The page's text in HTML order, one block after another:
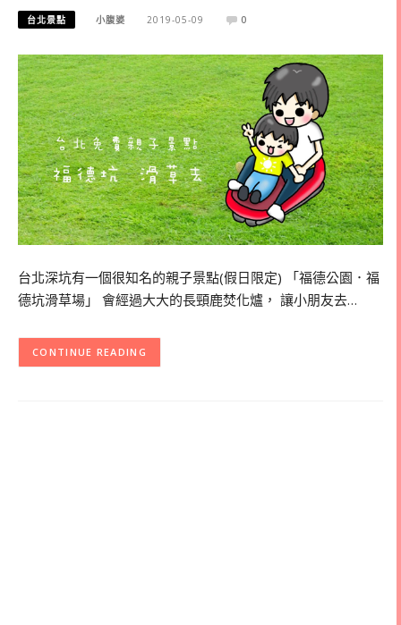
台北景點 小腹婆 2019-05-09 0
台北深坑有一個很知名的親子景點(假日限定) 「福德公園．福
德坑滑草場」 會經過大大的長頸鹿焚化爐， 讓小朋友去…
CONTINUE READING